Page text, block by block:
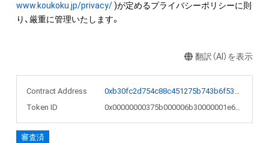
www.koukoku.jp/privacy/ )が定めるプライバシーポリシーに則
り、厳重に管理いたします。
翻訳（AI）を表示
Contract Address
0xb30fc2d754c88c451275b743b6f530f19f643683
Token ID
0x00000000375b000006b30000001e6846
審査済